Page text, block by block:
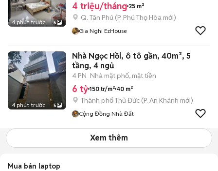
4 phút trước 5
4 triệu/tháng 25 m²
Q. Tân Phú (P. Phú Thọ Hòa mới)
Gia Nghi EzHouse
4 phút trước 5
Nhà Ngọc Hồi, ô tô gần, 40m², 5
tầng, 4 ngủ
4 PN Nhà mặt phố, mặt tiền
6 tỷ 150 tr/m² 40 m²
Thành phố Thủ Đức (P. An Khánh mới)
Cộng Đồng Nhà Đất
Xem thêm
Mua bán laptop